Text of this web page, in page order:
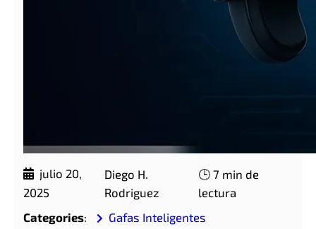
julio 20,
2025
Diego H.
Rodriguez
🕒 7 min de
lectura
Categories: Gafas Inteligentes